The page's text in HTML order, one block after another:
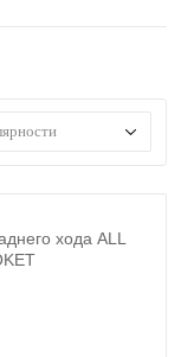
хода ALL